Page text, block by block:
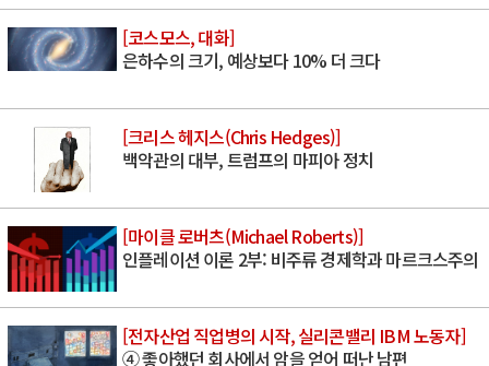
[코스모스, 대화]
은하수의 크기, 예상보다 10% 더 크다
[크리스 헤지스(Chris Hedges)]
백악관의 대부, 트럼프의 마피아 정치
[마이클 로버츠(Michael Roberts)]
인플레이션 이론 2부: 비주류 경제학과 마르크스주의
[전자산업 직업병의 시작, 실리콘밸리 IBM 노동자]
④ 좋아했던 회사에서 암을 얻어 떠난 남편